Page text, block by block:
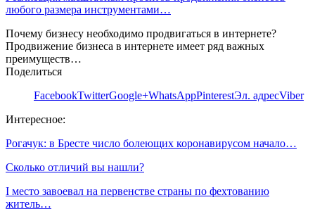
любого размера инструментами…
Почему бизнесу необходимо продвигаться в интернете?
Продвижение бизнеса в интернете имеет ряд важных
преимуществ…
Поделиться
FacebookTwitterGoogle+WhatsAppPinterestЭл. адресViber
Интересное:
Рогачук: в Бресте число болеющих коронавирусом начало…
Сколько отличий вы нашли?
I место завоевал на первенстве страны по фехтованию
житель…